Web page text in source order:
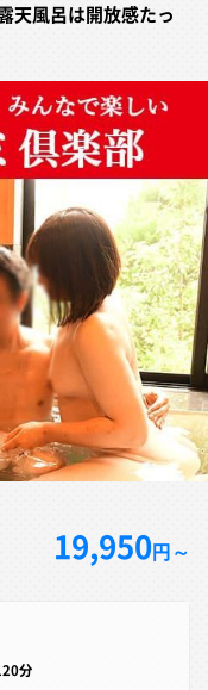
天風呂は開放感たっ
19,950円～
分